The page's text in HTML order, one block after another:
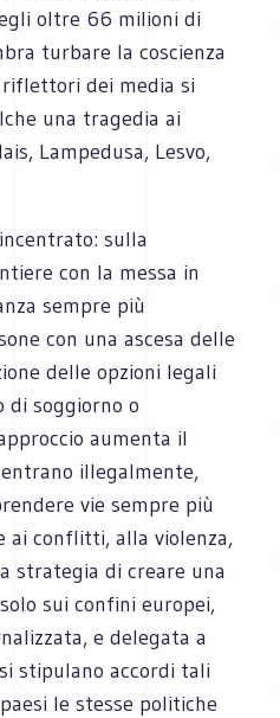
oltre 66 milioni di
turbare la coscienza
dei media si
una tragedia ai
Lampedusa, Lesvo,
sulla
con la messa in
sempre più
con una ascesa delle
delle opzioni legali
di soggiorno o
aumenta il
illegalmente,
vie sempre più
ai conflitti, alla violenza,
strategia di creare una
sui confini europei,
e delegata a
stipulano accordi tali
le stesse politiche